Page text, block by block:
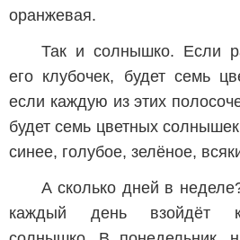
оранжевая.
Так и солнышко. Если
его клубочек, будет семь
если каждую из этих
будет семь цветных
синее, голубое, зелёное,
А сколько дней в
каждый день взойдёт